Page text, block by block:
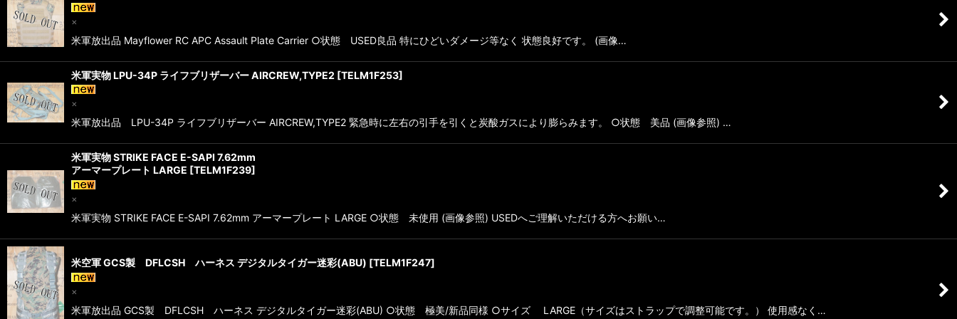
×
米軍放出品 Mayflower RC APC Assault Plate Carrier ○状態 USED良品 特にひどいダメージ等なく 状態良好です。 (画像…
米軍実物 LPU-34P ライフブリザーバー AIRCREW,TYPE2 [TELM1F253]
×
米軍放出品 LPU-34P ライフブリザーバー AIRCREW,TYPE2 緊急時に左右の引手を引くと炭酸ガスにより膨らみます。 ○状態 美品 (画像参照) …
米軍実物 STRIKE FACE E-SAPI 7.62mm
アーマープレート LARGE [TELM1F239]
×
米軍実物 STRIKE FACE E-SAPI 7.62mm アーマープレート LARGE ○状態 未使用 (画像参照) USEDへご理解いただける方へお願い…
米空軍 GCS製 DFLCSH ハーネス デジタルタイガー迷彩(ABU) [TELM1F247]
×
米軍放出品 GCS製 DFLCSH ハーネス デジタルタイガー迷彩(ABU) ○状態 極美/新品同様 ○サイズ LARGE（サイズはストラップで調整可能です。） 使用感なく…